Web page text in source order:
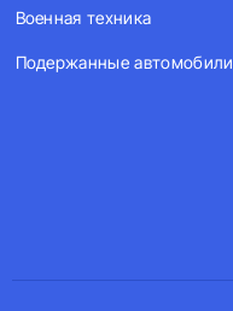
Военная техника
Подержанные автомобили